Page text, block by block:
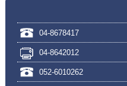
04-8678417
04-8642012
052-6010262